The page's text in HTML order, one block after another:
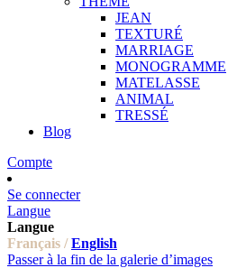
JEAN
TEXTURÉ
MARRIAGE
MONOGRAMME
MATELASSE
ANIMAL
TRESSÉ
Blog
Compte
Se connecter
Langue
Langue
Français / English
Passer à la fin de la galerie d’images